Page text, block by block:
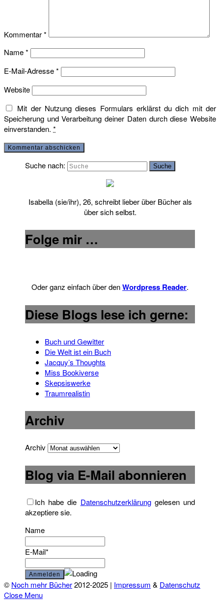
Kommentar*
Name*
E-Mail-Adresse*
Website
Mit der Nutzung dieses Formulars erklärst du dich mit der
Speicherung und Verarbeitung deiner Daten durch diese Website
einverstanden. *
Suche nach: Suche
Isabella (sie/ihr), 26, schreibt lieber über Bücher als
über sich selbst.
Folge mir …
Oder ganz einfach über denWordpress Reader.
Diese Blogs lese ich gerne:
Buch und Gewitter
Die Welt ist ein Buch
Jacquy’s Thoughts
Miss Bookiverse
Skepsiswerke
Traumrealistin
Archiv
Archiv
Blog via E-Mail abonnieren
Ich habe die Datenschutzerklärunggelesen und
akzeptiere sie.
Name
E-Mail*
© Noch mehr Bücher2012-2025 | Impressum & Datenschutz
Close Menu